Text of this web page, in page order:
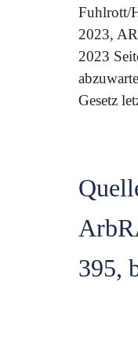
Fuhlrott/
2023,
2023
Gesetz
395,